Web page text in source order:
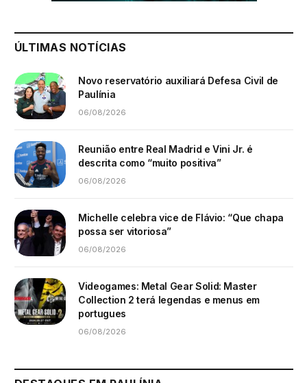
ÚLTIMAS NOTÍCIAS
Novo reservatório auxiliará Defesa Civil de
Paulínia
06/08/2026
Reunião entre Real Madrid e Vini Jr. é
descrita como “muito positiva”
06/08/2026
Michelle celebra vice de Flávio: “Que chapa
possa ser vitoriosa”
06/08/2026
Videogames: Metal Gear Solid: Master
Collection 2 terá legendas e menus em
portugues
06/08/2026